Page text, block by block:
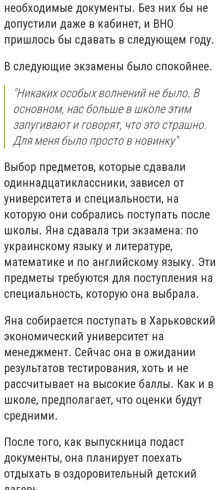
необходимые документы. Без них бы не
допустили даже в кабинет, и ВНО
пришлось бы сдавать в следующем году.
В следующие экзамены было спокойнее.
"Никаких особых волнений не было. В
основном, нас больше в школе этим
запугивают и говорят, что это страшно.
Для меня было просто в новинку"
Выбор предметов, которые сдавали
одиннадцатиклассники, зависел от
университета и специальности, на
которую они собрались поступать после
школы. Яна сдавала три экзамена: по
украинскому языку и литературе,
математике и по английскому языку. Эти
предметы требуются для поступления на
специальность, которую она выбрала.
Яна собирается поступать в Харьковский
экономический университет на
менеджмент. Сейчас она в ожидании
результатов тестирования, хоть и не
рассчитывает на высокие баллы. Как и в
школе, предполагает, что оценки будут
средними.
После того, как выпускница подаст
документы, она планирует поехать
отдыхать в оздоровительный детский